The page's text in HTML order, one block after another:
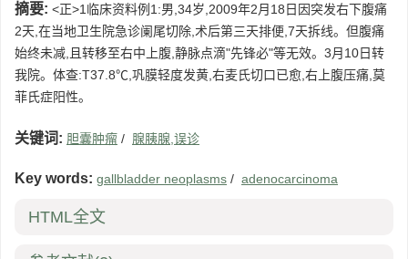
摘要: <正>1临床资料例1:男,34岁,2009年2月18日因突发右下腹痛
2天,在当地卫生院急诊阑尾切除,术后第三天排便,7天拆线。但腹痛
始终未减,且转移至右中上腹,静脉点滴"先锋必"等无效。3月10日转
我院。体查:T37.8℃,巩膜轻度发黄,右麦氏切口已愈,右上腹压痛,莫
菲氏症阳性。
关键词: 胆囊肿瘤 / 腺胰腺,误诊
Key words: gallbladder neoplasms / adenocarcinoma
HTML全文